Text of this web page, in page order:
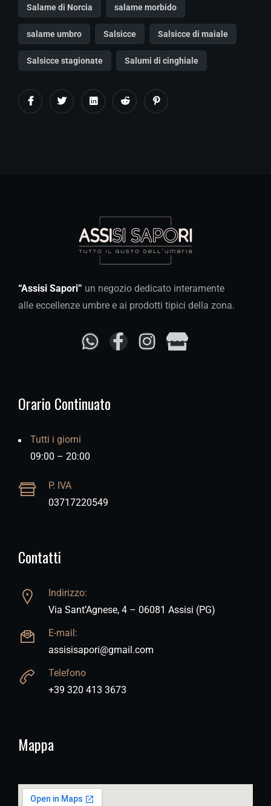
Salame di Norcia salame morbido
salame umbro Salsicce Salsicce di maiale
Salsicce stagionate Salumi di cinghiale
“Assisi Sapori” un negozio dedicato interamente
alle eccellenze umbre e ai prodotti tipici della zona.
Orario Continuato
Tutti i giorni
09:00 – 20:00
P. IVA
03717220549
Contatti
Indirizzo:
Via Sant’Agnese, 4 – 06081 Assisi (PG)
E-mail:
assisisapori@gmail.com
Telefono
+39 320 413 3673
Mappa